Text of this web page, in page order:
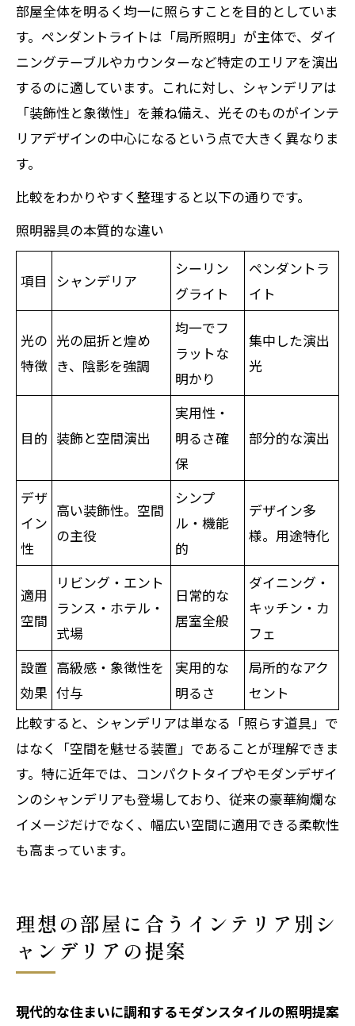
部屋全体を明るく均一に照らすことを目的としていま
す。ペンダントライトは「局所照明」が主体で、ダイ
ニングテーブルやカウンターなど特定のエリアを演出
するのに適しています。これに対し、シャンデリアは
「装飾性と象徴性」を兼ね備え、光そのものがインテ
リアデザインの中心になるという点で大きく異なりま
す。
比較をわかりやすく整理すると以下の通りです。
照明器具の本質的な違い
項目 シャンデリア
シーリン
グライト
ペンダントラ
イト
光の
特徴
光の屈折と煌め
き、陰影を強調
均一でフ
ラットな
明かり
集中した演出
光
目的 装飾と空間演出
実用性・
明るさ確
保
部分的な演出
デザ
イン
性
高い装飾性。空間
の主役
シンプ
ル・機能
的
デザイン多
様。用途特化
適用
空間
リビング・エント
ランス・ホテル・
式場
日常的な
居室全般
ダイニング・
キッチン・カ
フェ
設置
効果
高級感・象徴性を
付与
実用的な
明るさ
局所的なアク
セント
比較すると、シャンデリアは単なる「照らす道具」で
はなく「空間を魅せる装置」であることが理解できま
す。特に近年では、コンパクトタイプやモダンデザイ
ンのシャンデリアも登場しており、従来の豪華絢爛な
イメージだけでなく、幅広い空間に適用できる柔軟性
も高まっています。
理想の部屋に合うインテリア別シ
ャンデリアの提案
現代的な住まいに調和するモダンスタイルの照明提案